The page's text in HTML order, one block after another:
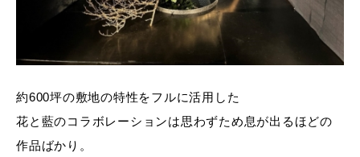
約600坪の敷地の特性をフルに活用した
花と藍のコラボレーションは思わずため息が出るほどの
作品ばかり。